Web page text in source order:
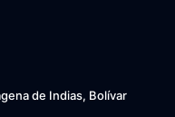
de Indias, Bolívar